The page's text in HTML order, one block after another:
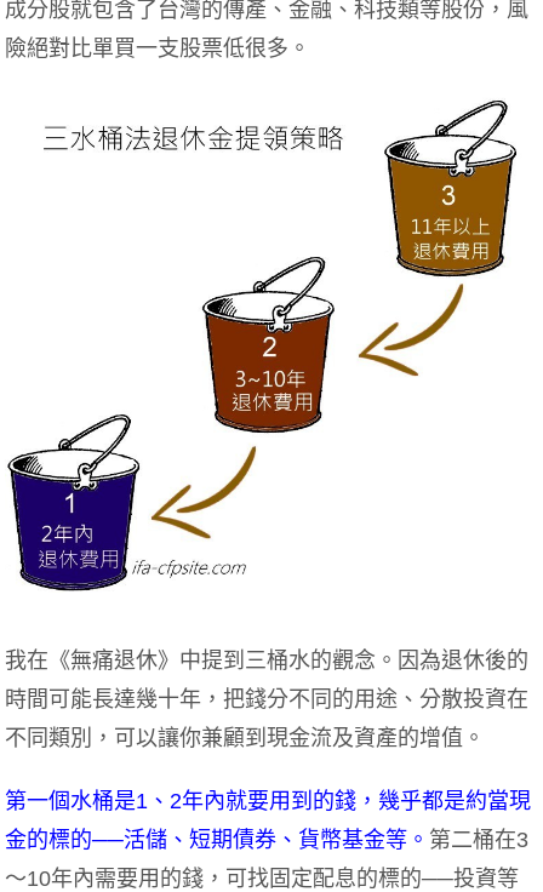
成分股就包含了台灣的傳產、金融、科技類等股份，風
險絕對比單買一支股票低很多。
我在《無痛退休》中提到三桶水的觀念。因為退休後的
時間可能長達幾十年，把錢分不同的用途、分散投資在
不同類別，可以讓你兼顧到現金流及資產的增值。
第一個水桶是1、2年內就要用到的錢，幾乎都是約當現
金的標的──活儲、短期債券、貨幣基金等。 第二桶在3
～10年內需要用的錢，可找固定配息的標的──投資等